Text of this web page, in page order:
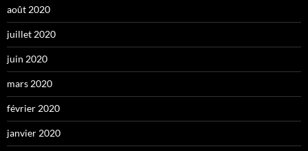
août 2020
juillet 2020
juin 2020
mars 2020
février 2020
janvier 2020